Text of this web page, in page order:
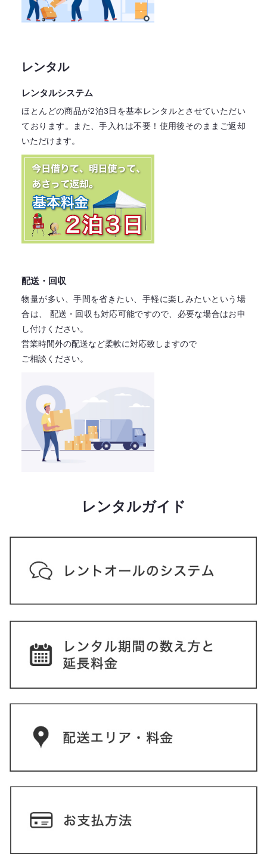
レンタル
レンタルシステム
ほとんどの商品が2泊3日を基本レンタルとさせていただい
ております。
また、手入れは不要！ 使用後そのままご返却
いただけます。
配送・回収
物量が多い、手間を省きたい、手軽に楽しみたいという場
合は、
配送・回収も対応可能ですので、必要な場合はお申
し付けください。
営業時間外の配送など柔軟に対応致しますので
ご相談ください。
レンタルガイド